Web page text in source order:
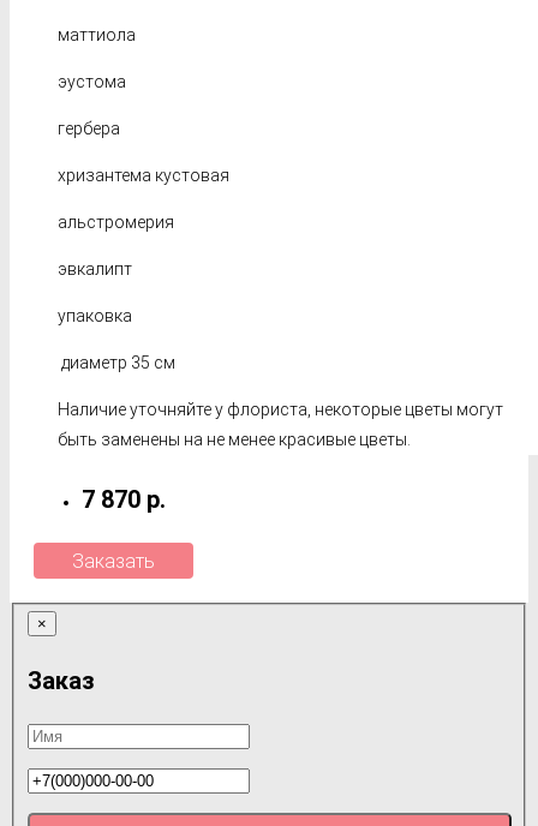
маттиола
эустома
гербера
хризантема кустовая
альстромерия
эвкалипт
упаковка
диаметр 35 см
Наличие уточняйте у флориста, некоторые цветы могут
быть заменены на не менее красивые цветы.
7 870 р.
Заказать
×
Заказ